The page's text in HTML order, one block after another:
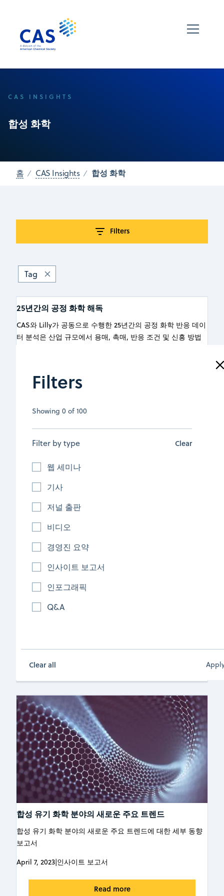
CAS INSIGHTS
합성 화학
홈 CAS Insights 합성 화학
Filters
Showing 0 of 100
Filter by type Clear
웹 세미나
기사
저널 출판
비디오
경영진 요약
인사이트 보고서
인포그래픽
Q&A
Clear all
Filters
Tag
25년간의 공정 화학 해독
CAS와 Lilly가 공동으로 수행한 25년간의 공정 화학 반응 데이
터 분석은 산업 규모에서 용매, 촉매, 반응 조건 및 신흥 방법
합성 유기 화학: 상호 심사를 거친 동향 정보 간행물
중국 자연과학 재단 및 중국 과학원 산하 국립 과학 도서관과
그린 케미스트리에 대한 전세계 합성 유기 화학 연구 현황을
주제로 Journal of Organic Chemistry 및 Organic Letters에
출간된 상호 심사 논문.
합성 유기 화학 분야의 새로운 주요 트렌드
합성 유기 화학 분야의 새로운 주요 트렌드에 대한 세부 동향
보고서
April 7, 2023|인사이트 보고서
Read more